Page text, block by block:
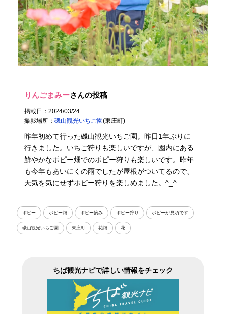
りんごまみーさんの投稿
掲載日：2024/03/24
撮影場所：磯山観光いちご園(東庄町)
昨年初めて行った磯山観光いちご園。昨日1年ぶりに
行きました。いちご狩りも楽しいですが、園内にある
鮮やかなポピー畑でのポピー狩りも楽しいです。昨年
も今年もあいにくの雨でしたが屋根がついてるので、
天気を気にせずポピー狩りを楽しめました。^_^
ポピー ポピー畑 ポピー摘み ポピー狩り ポピーが見頃です
磯山観光いちご園 東庄町 花畑 花
ちば観光ナビで詳しい情報をチェック